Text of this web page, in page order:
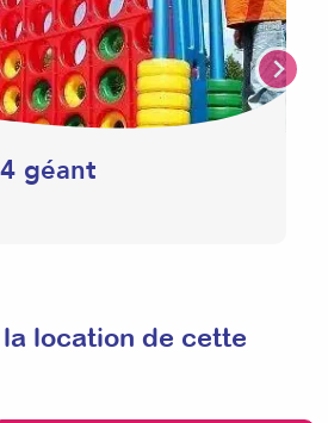
géant
location de cette